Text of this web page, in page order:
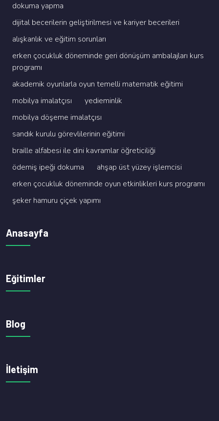
dokuma yapma
di̇ji̇tal beceri̇leri̇n geli̇şti̇ri̇lmesi̇ ve kari̇yer beceri̇leri̇
alişkanlik ve eği̇ti̇m sorunlari
erken çocukluk dönemi̇nde geri̇ dönüşüm ambalajlari kurs
programi
akademi̇k oyunlarla oyun temelli̇ matemati̇k eği̇ti̇mi̇
mobi̇lya i̇malatçisi
yedi̇emi̇nli̇k
mobi̇lya döşeme i̇malatçisi
sandik kurulu görevli̇leri̇ni̇n eği̇ti̇mi̇
brai̇lle alfabesi̇ i̇le di̇ni̇ kavramlar öğreti̇ci̇li̇ği̇
ödemi̇ş i̇peği̇ dokuma
ahşap üst yüzey i̇şlemci̇si̇
erken çocukluk dönemi̇nde oyun etki̇nli̇kleri̇ kurs programi
şeker hamuru çi̇çek yapimi
Anasayfa
Eğitimler
Blog
İletişim